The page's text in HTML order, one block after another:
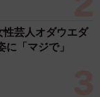
性芸人オダウエダ
「マジで」